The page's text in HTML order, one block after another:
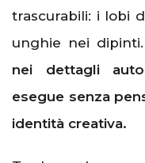
trascurabili: i lobi
unghie nei
nei dettagli
esegue senza
identità creativa.